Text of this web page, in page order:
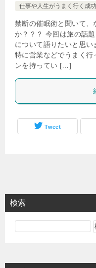
仕事や人生がうまく行く成
禁断の催眠術と聞いて、
か？？？ 今回は旅の話
について語りたいと思い
特に営業などでうまく行
ンを持ってい […]
Tweet
検索